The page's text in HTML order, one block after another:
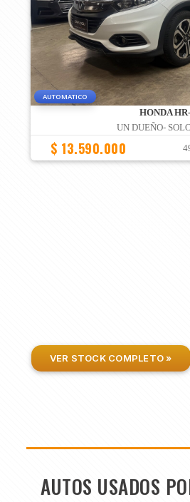
AUTOMATICO
HONDA
UN DUEÑO-
$ 13.590.000
VER STOCK COMPLETO »
AUTOS USADOS